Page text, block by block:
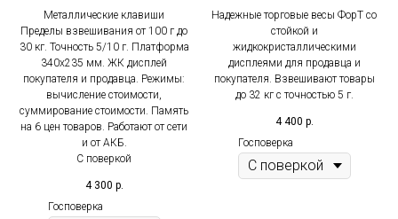
Металлические клавиши
Пределы взвешивания от 100 г до
30 кг. Точность 5/10 г. Платформа
340х235 мм . ЖК дисплей
покупателя и продавца. Режимы:
вычисление стоимости,
суммирование стоимости. Память
на 6 цен товаров. Работают от сети
и от АКБ.
С поверкой
4 300 р.
Госповерка
Надежные торговые весы ФорТ со
стойкой и
жидкокристаллическими
дисплеями для продавца и
покупателя. Взвешивают товары
до 32 кг с точностью 5 г.
4 400 р.
Госповерка